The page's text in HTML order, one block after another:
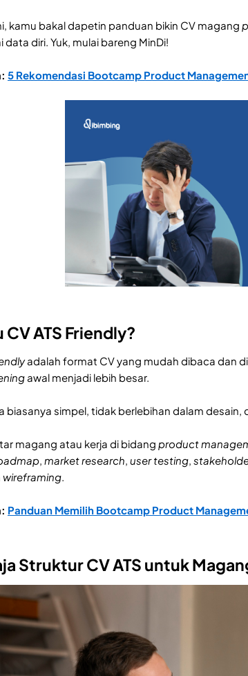
kamu bakal dapetin panduan bikin CV magang
data diri. Yuk, mulai bareng MinDi!
5 Rekomendasi Bootcamp Product
CV ATS Friendly?
adalah format CV yang mudah dibaca dan
awal menjadi lebih besar.
biasanya simpel, tidak berlebihan dalam
magang atau kerja di bidang product
, market research, user testing,
wireframing.
Panduan Memilih Bootcamp Product
Struktur CV ATS untuk